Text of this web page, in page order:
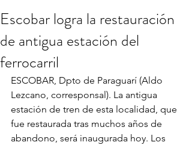
Escobar logra la restauración
de antigua estación del
ferrocarril
ESCOBAR, Dpto de Paraguarí (Aldo
Lezcano, corresponsal). La antigua
estación de tren de esta localidad, que
fue restaurada tras muchos años de
abandono, será inaugurada hoy. Los